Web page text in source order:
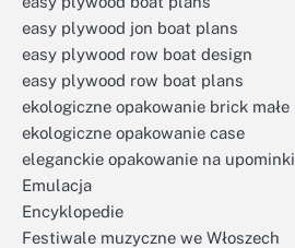
easy plywood jon boat plans
easy plywood row boat design
easy plywood row boat plans
ekologiczne opakowanie brick małe
ekologiczne opakowanie case
eleganckie opakowanie na upominki
Emulacja
Encyklopedie
Festiwale muzyczne we Włoszech